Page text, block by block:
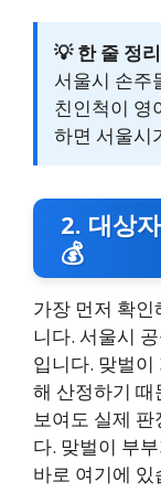
💡 한 줄 정리
서울시 손주
친인척이 영
하면 서울시
2. 대상
💰
가장 먼저 확
니다. 서울시
입니다. 맞벌
해 산정하기
보여도 실제
다. 맞벌이 부
바로 여기에 있